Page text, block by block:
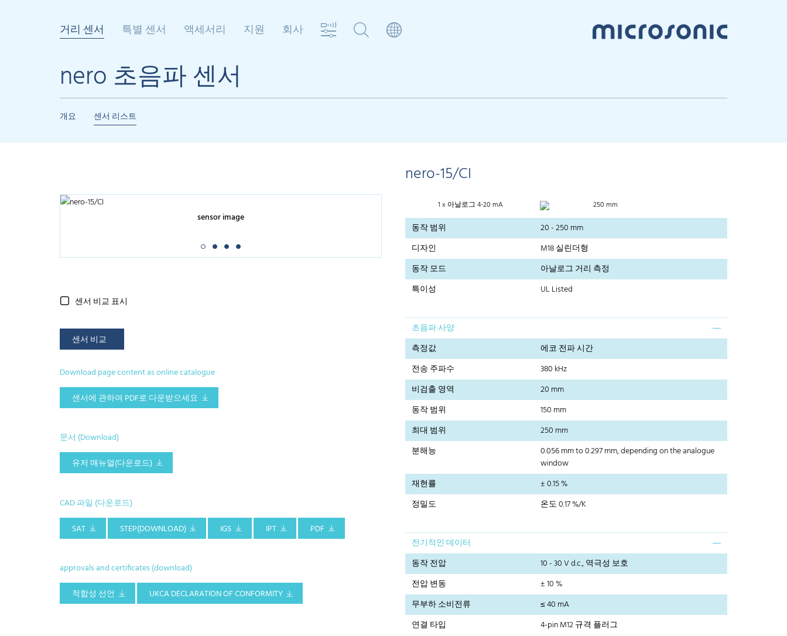
거리 센서 특별 센서 액세서리 지원 회사
nero 초음파 센서
개요 센서 리스트
nero-15/CI
sensor image
센서 비교 표시
센서 비교
Download page content as online catalogue
센서에 관하여 PDF로 다운받으세요
문서 (Download)
유저 매뉴얼(다운로드)
CAD 파일 (다운로드)
SAT
STEP(DOWNLOAD) IGS IPT PDF
approvals and certificates (download)
적합성 선언
UKCA DECLARATION OF CONFORMITY
1 x 아날로그 4-20 mA 250 mm
동작 범위
20 - 250 mm
디자인
M18 실린더형
동작 모드
아날로그 거리 측정
특이성
UL Listed
초음파 사양
측정값
에코 전파 시간
전송 주파수
380 kHz
비검출 영역
20 mm
동작 범위
150 mm
최대 범위
250 mm
분해능
0.056 mm to 0.297 mm, depending on the analogue
window
재현률
± 0.15 %
정밀도
온도 0.17 %/K
전기적인 데이터
동작 전압
10 - 30 V d.c., 역극성 보호
전압 변동
± 10 %
무부하 소비전류
≤ 40 mA
연결 타입
4-pin M12 규격 플러그